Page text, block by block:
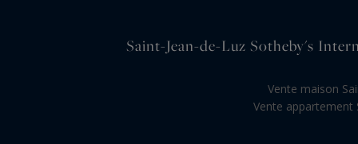
Saint-Jean-de-Luz Sotheby's
Vente maison
Vente appartement